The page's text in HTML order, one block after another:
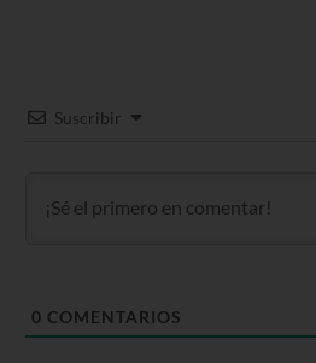
Suscribir
0 COMENTARIOS